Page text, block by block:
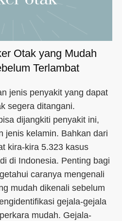
Otak yang Mudah
Terlambat
jenis penyakit yang dapat
segera ditangani.
dijangkiti penyakit ini,
jenis kelamin. Bahkan dari
kira-kira 5.323 kasus
di Indonesia. Penting bagi
caranya mengenali
mudah dikenali sebelum
gejala-gejala
mudah. Gejala-